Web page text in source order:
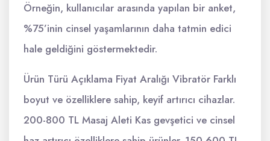
Örneğin, kullanıcılar arasında yapılan bir anket,
%75’inin cinsel yaşamlarının daha tatmin edici
hale geldiğini göstermektedir.
Ürün Türü Açıklama Fiyat Aralığı Vibratör Farklı
boyut ve özelliklere sahip, keyif artırıcı cihazlar.
200-800 TL Masaj Aleti Kas gevşetici ve cinsel